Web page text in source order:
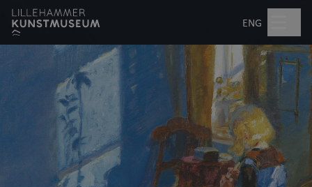
Hopp til hovedinnhold
ENG
Søk
Åpent kl. 10.00–17.00
Billetter
Planlegg besøk +